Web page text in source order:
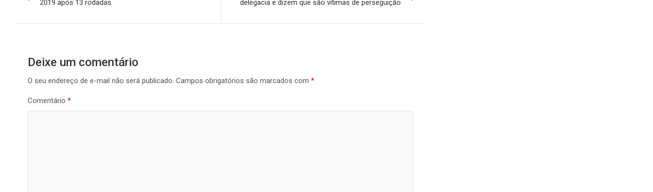
Post
2019 após 13 rodadas
delegacia e dizem que são vítimas de perseguição
Deixe um comentário
O seu endereço de e-mail não será publicado. Campos obrigatórios são marcados com *
Comentário *